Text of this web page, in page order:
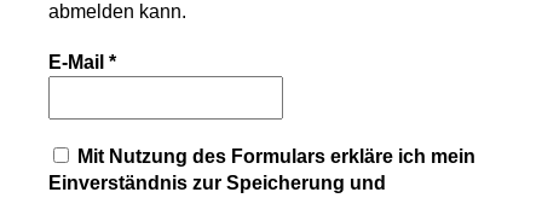
abmelden kann.
E-Mail *
Mit Nutzung des Formulars erkläre ich mein
Einverständnis zur Speicherung und